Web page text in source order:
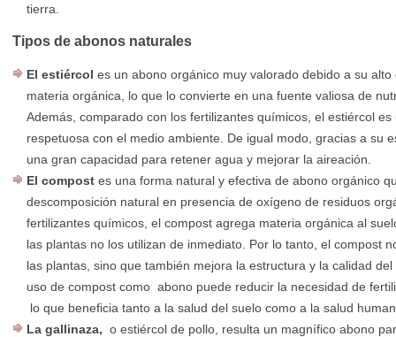
tierra.
Tipos de abonos naturales
El estiércol es un abono orgánico muy valorado debido a su
materia orgánica, lo que lo convierte en una fuente valiosa de
Además, comparado con los fertilizantes químicos, el estiércol
respetuosa con el medio ambiente. De igual modo, gracias a su
una gran capacidad para retener agua y mejorar la aireación.
El compost es una forma natural y efectiva de abono orgánico
descomposición natural en presencia de oxígeno de residuos
fertilizantes químicos, el compost agrega materia orgánica al
las plantas no los utilizan de inmediato. Por lo tanto, el compost
las plantas, sino que también mejora la estructura y la calidad
uso de compost como abono puede reducir la necesidad de
lo que beneficia tanto a la salud del suelo como a la salud
La gallinaza, o estiércol de pollo, resulta un magnífico abono